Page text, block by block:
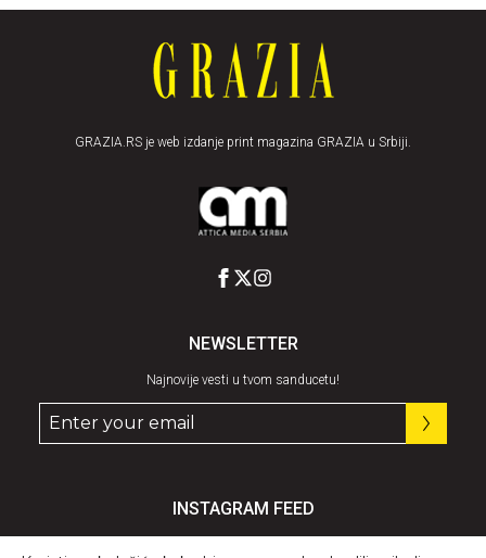
GRAZIA.RS je web izdanje print magazina GRAZIA u Srbiji.
NEWSLETTER
Najnovije vesti u tvom sanducetu!
INSTAGRAM FEED